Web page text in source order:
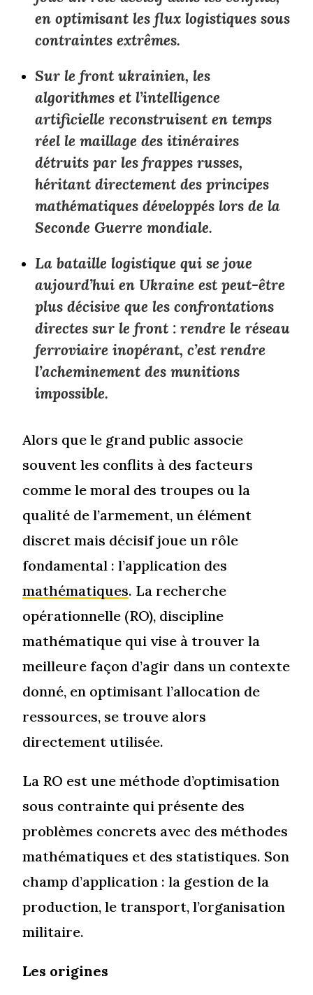
en optimisant les flux logistiques sous
contraintes extrêmes.
Sur le front ukrainien, les
algorithmes et l’intelligence
artificielle reconstruisent en temps
réel le maillage des itinéraires
détruits par les frappes russes,
héritant directement des principes
mathématiques développés lors de la
Seconde Guerre mondiale.
La bataille logistique qui se joue
aujourd’hui en Ukraine est peut-être
plus décisive que les confrontations
directes sur le front : rendre le réseau
ferroviaire inopérant, c’est rendre
l’acheminement des munitions
impossible.
Alors que le grand public associe
souvent les conflits à des facteurs
comme le moral des troupes ou la
qualité de l’armement, un élément
discret mais décisif joue un rôle
fondamental : l’application des
mathématiques. La recherche
opérationnelle (RO), discipline
mathématique qui vise à trouver la
meilleure façon d’agir dans un contexte
donné, en optimisant l’allocation de
ressources, se trouve alors
directement utilisée.
La RO est une méthode d’optimisation
sous contrainte qui présente des
problèmes concrets avec des méthodes
mathématiques et des statistiques. Son
champ d’application : la gestion de la
production, le transport, l’organisation
militaire.
Les origines